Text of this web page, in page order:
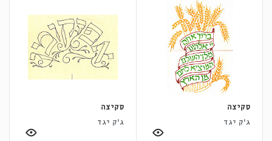
סקיצה
ג'ק יגד
סקיצה
ג'ק יגד